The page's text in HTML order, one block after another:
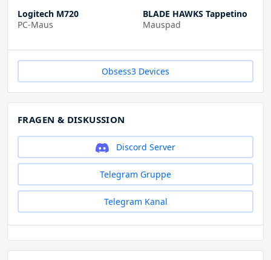
Logitech M720
PC-Maus
BLADE HAWKS Tappetino
Mauspad
Obsess3 Devices
FRAGEN & DISKUSSION
Discord Server
Telegram Gruppe
Telegram Kanal